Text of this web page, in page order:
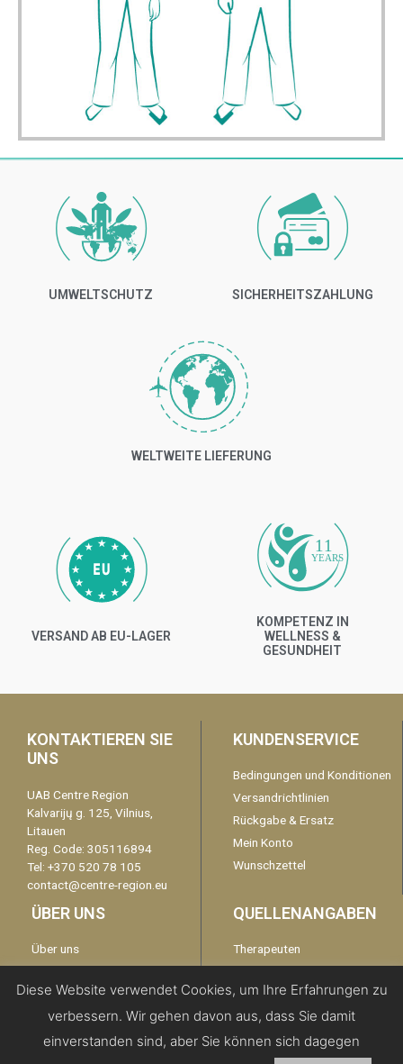
UMWELTSCHUTZ SICHERHEITSZAHLUNG
WELTWEITE LIEFERUNG
VERSAND AB EU-LAGER
11
YEARS
KOMPETENZ IN
WELLNESS &
GESUNDHEIT
KONTAKTIEREN SIE
UNS
UAB Centre Region
Kalvarijų g. 125, Vilnius,
Litauen
Reg. Code: 305116894
Tel: +370 520 78 105
contact@centre-region.eu
KUNDENSERVICE
Bedingungen und Konditionen
Versandrichtlinien
Rückgabe & Ersatz
Mein Konto
Wunschzettel
ÜBER UNS
Über uns
Garantie
Disclaimer
Datenschutzerklärung
QUELLENANGABEN
Therapeuten
kontaktieren Sie uns
Diese Website verwendet Cookies, um Ihre Erfahrungen zu
verbessern. Wir gehen davon aus, dass Sie damit
einverstanden sind, aber Sie können sich dagegen